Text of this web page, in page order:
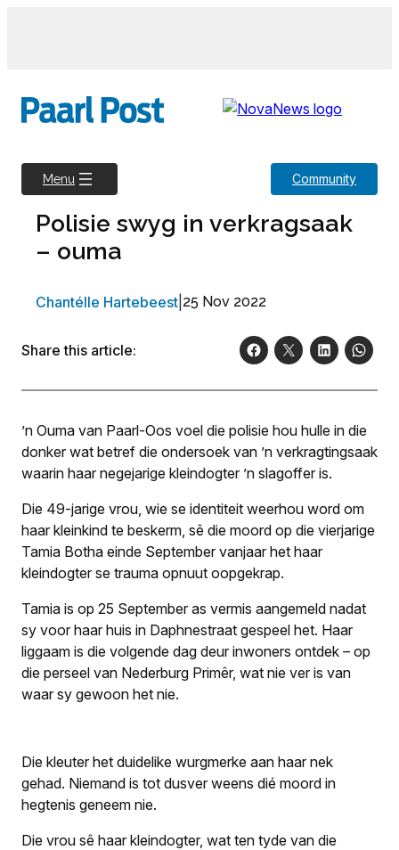
Menu Community
Polisie swyg in verkragsaak
– ouma
Chantélle Hartebeest 25 Nov 2022
Share this article:
’n Ouma van Paarl-Oos voel die polisie hou hulle in die
donker wat betref die ondersoek van ’n verkragtingsaak
waarin haar negejarige kleindogter ’n slagoffer is.
Die 49-jarige vrou, wie se identiteit weerhou word om
haar kleinkind te beskerm, sê die moord op die vierjarige
Tamia Botha einde September vanjaar het haar
kleindogter se trauma opnuut oopgekrap.
Tamia is op 25 September as vermis aangemeld nadat
sy voor haar huis in Daphnestraat gespeel het. Haar
liggaam is die volgende dag deur inwoners ontdek – op
die perseel van Nederburg Primêr, wat nie ver is van
waar sy gewoon het nie.
Die kleuter het duidelike wurgmerke aan haar nek
gehad. Niemand is tot dusver weens dié moord in
hegtenis geneem nie.
Die vrou sê haar kleindogter, wat ten tyde van die